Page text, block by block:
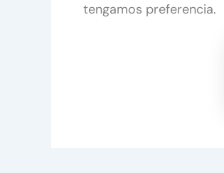
tengamos preferencia.